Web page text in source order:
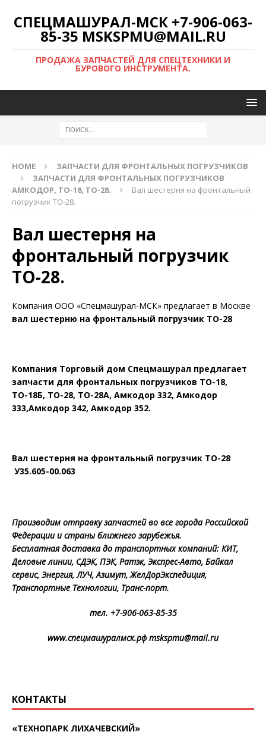
СПЕЦМАШУРАЛ-МСК +7-906-063-
85-35 MSKSPMU@MAIL.RU
ПРОДАЖА ЗАПЧАСТЕЙ ДЛЯ СПЕЦТЕХНИКИ И
БУРОВОГО ИНСТРУМЕНТА.
HOME
ЗАПЧАСТИ ДЛЯ ФРОНТАЛЬНЫХ ПОГРУЗЧИКОВ
ЗАПЧАСТИ ДЛЯ ФРОНТАЛЬНЫХ ПОГРУЗЧИКОВ
АМКОДОР, ТО-18, ТО-28.
Вал шестерня на фронтальный
погрузчик ТО-28.
Вал шестерня на
фронтальный погрузчик
ТО-28.
Компания ООО «Спецмашурал-МСК» предлагает в Москве
вал шестерню на фронтальный погрузчик ТО-28
Компания Торговый дом Спецмашурал предлагает
запчасти для фронтальных погрузчиков ТО-18,
ТО-18Б, ТО-28, ТО-28А, Амкодор 332, Амкодор
333,Амкодор 342, Амкодор 352.
Вал шестерня на фронтальный погрузчик ТО-28
У35.605-00.063
Производим отправку запчастей во все города Российской
Федерации и страны ближнего зарубежья.
Бесплатная доставка до транспортных компаний: КИТ,
Деловые линии, СДЭК, ПЭК, Ратэк, Экспрес-Авто, Байкал
сервис, Энергия, ЛУЧ, Азимут, ЖелДорЭкспедиция,
Транспортные Технологии, Транс-порт.
тел. +7-906-063-85-35
www.спецмашуралмск.рф mskspmu@mail.ru
КОНТАКТЫ
«ТЕХНОПАРК ЛИХАЧЕВСКИЙ»